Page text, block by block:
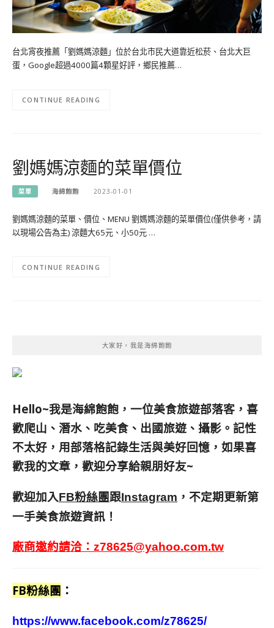
台北宵夜推薦「劉媽媽涼麵」位於台北市民大道靠近松菸、台北大巨
蛋，Google超過4000篇4顆星好評，鄉民推薦…
CONTINUE READING
劉媽媽涼麵的菜單價位
菜單 海綿飽飽 2023-01-01
劉媽媽涼麵的菜單、價位、MENU 劉媽媽涼麵的菜單價位(僅供參考，請
以現場公告為主) 涼麵大65元、小50元 …
CONTINUE READING
大家好，我是海綿飽飽
Hello~我是海綿飽飽，一位美食旅遊部落客， 喜
歡爬山、潛水、吃美食、出國旅遊、攝影。 記性
不太好，用部落格記錄生活與美好回憶， 如果喜
歡我的文章，歡迎分享給親朋好友~
歡迎加入FB粉絲團跟Instagram ，不定期更新第
一手美食旅遊資訊！
廠商邀約請洽： z78625@yahoo.com.tw
FB粉絲團 ：
https://www.facebook.com/z78625/